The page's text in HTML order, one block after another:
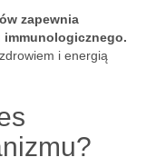
zapewnia
immunologicznego.
i energią